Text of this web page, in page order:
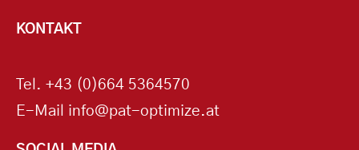
KONTAKT
Tel. +43 (0)664 5364570
E-Mail info@pat-optimize.at